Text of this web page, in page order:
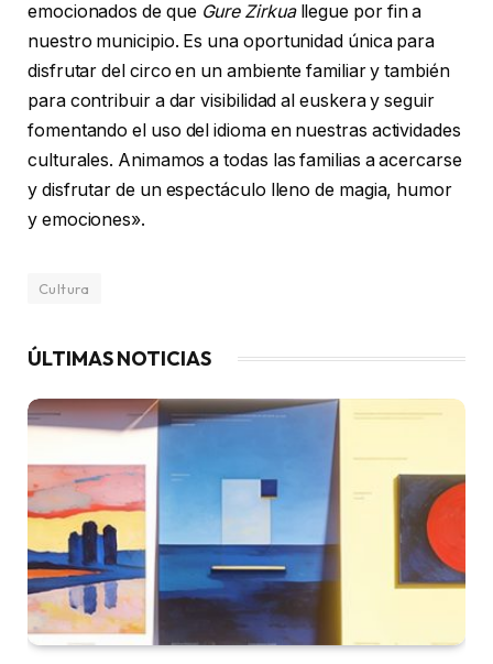
emocionados de que Gure Zirkua llegue por fin a
nuestro municipio. Es una oportunidad única para
disfrutar del circo en un ambiente familiar y también
para contribuir a dar visibilidad al euskera y seguir
fomentando el uso del idioma en nuestras actividades
culturales. Animamos a todas las familias a acercarse
y disfrutar de un espectáculo lleno de magia, humor
y emociones».
Cultura
ÚLTIMAS NOTICIAS